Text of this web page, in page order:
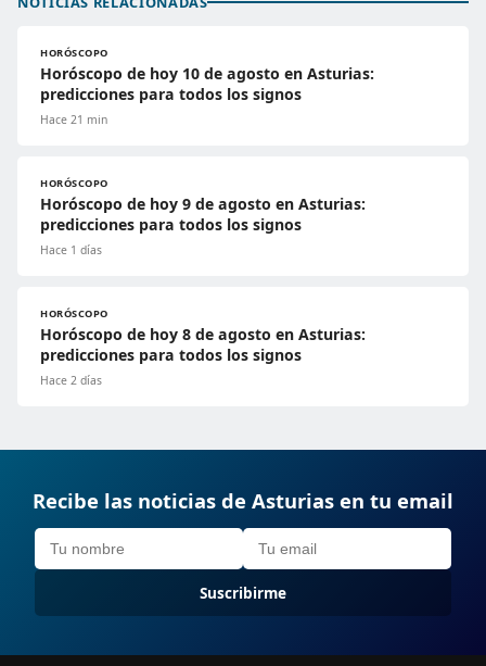
HORÓSCOPO
Horóscopo de hoy 10 de agosto en Asturias:
predicciones para todos los signos
Hace 21 min
HORÓSCOPO
Horóscopo de hoy 9 de agosto en Asturias:
predicciones para todos los signos
Hace 1 días
HORÓSCOPO
Horóscopo de hoy 8 de agosto en Asturias:
predicciones para todos los signos
Hace 2 días
Recibe las noticias de Asturias en tu email
Suscribirme